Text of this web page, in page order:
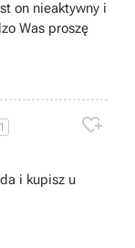
on nieaktywny i
Was proszę
1 
i kupisz u